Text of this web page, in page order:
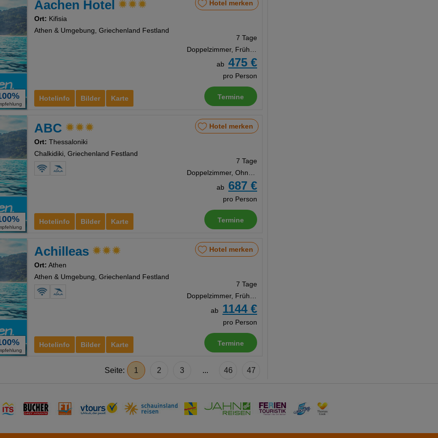
Hotelinfo Bilder Karte
Aachen Hotel
Ort: Kifisia
Athen & Umgebung, Griechenland Festland
Hotel merken
7 Tage
Doppelzimmer, Frühstück
ab 475 €
pro Person
Termine
Hotelinfo Bilder Karte
ABC
Ort: Thessaloniki
Chalkidiki, Griechenland Festland
Hotel merken
7 Tage
Doppelzimmer, Ohne Verpflegung
ab
687 €
pro Person
Termine
Hotelinfo Bilder Karte
Achilleas
Ort: Athen
Athen & Umgebung, Griechenland Festland
Hotel merken
7 Tage
Doppelzimmer, Frühstück
ab
1144 €
pro Person
Termine
Seite: 1 2 3 ... 46 47